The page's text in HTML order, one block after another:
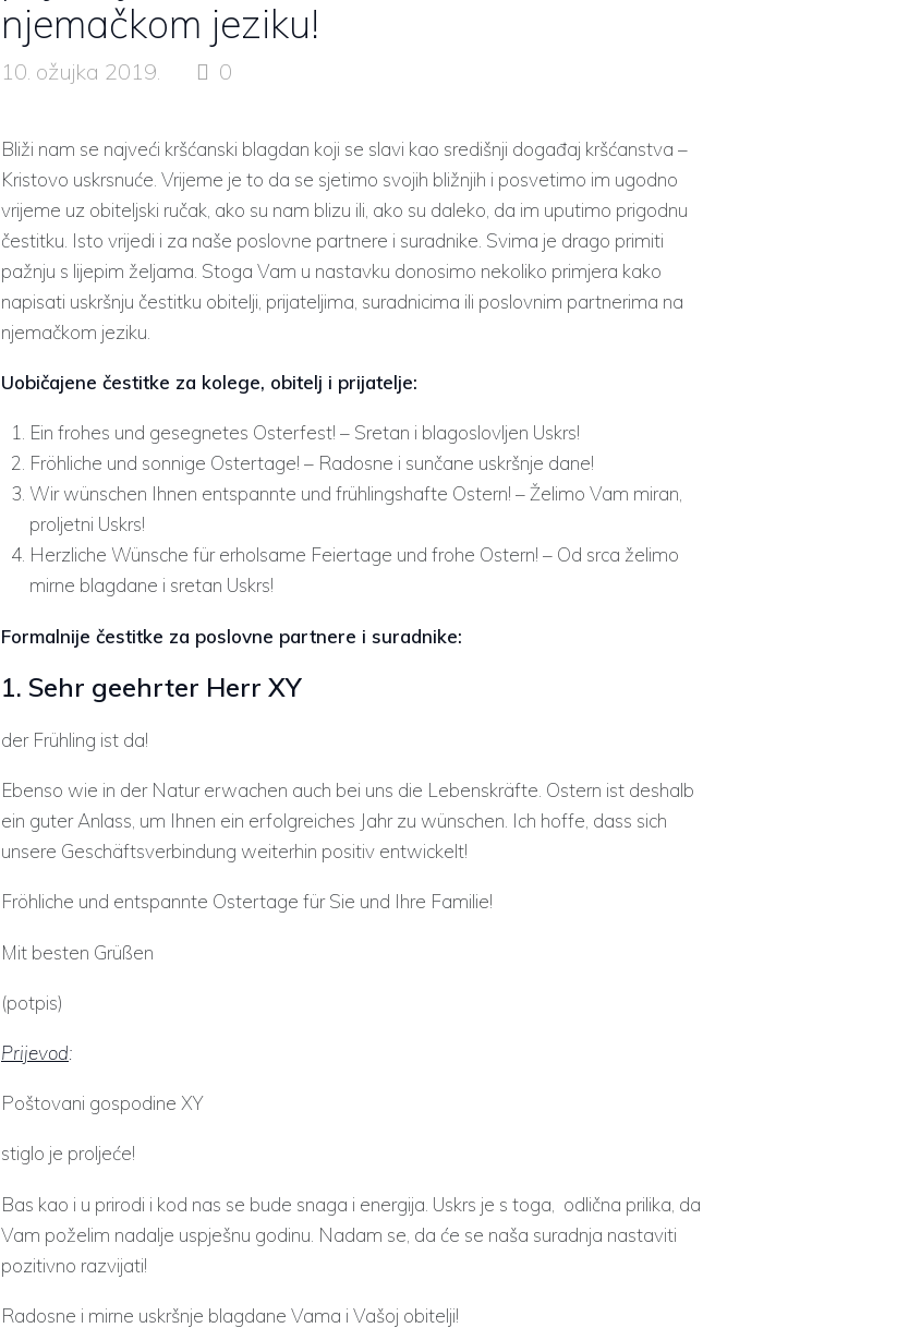
njemačkom jeziku!
10. ožujka 2019. 0
Bliži nam se najveći kršćanski blagdan koji se slavi kao središnji događaj kršćanstva –
Kristovo uskrsnuće. Vrijeme je to da se sjetimo svojih bližnjih i posvetimo im ugodno
vrijeme uz obiteljski ručak, ako su nam blizu ili, ako su daleko, da im uputimo prigodnu
čestitku. Isto vrijedi i za naše poslovne partnere i suradnike. Svima je drago primiti
pažnju s lijepim željama. Stoga Vam u nastavku donosimo nekoliko primjera kako
napisati uskršnju čestitku obitelji, prijateljima, suradnicima ili poslovnim partnerima na
njemačkom jeziku.
Uobičajene čestitke za kolege, obitelj i prijatelje:
Ein frohes und gesegnetes Osterfest! – Sretan i blagoslovljen Uskrs!
Fröhliche und sonnige Ostertage! – Radosne i sunčane uskršnje dane!
Wir wünschen Ihnen entspannte und frühlingshafte Ostern! – Želimo Vam miran,
proljetni Uskrs!
Herzliche Wünsche für erholsame Feiertage und frohe Ostern! – Od srca želimo
mirne blagdane i sretan Uskrs!
Formalnije čestitke za poslovne partnere i suradnike:
1. Sehr geehrter Herr XY
der Frühling ist da!
Ebenso wie in der Natur erwachen auch bei uns die Lebenskräfte. Ostern ist deshalb
ein guter Anlass, um Ihnen ein erfolgreiches Jahr zu wünschen. Ich hoffe, dass sich
unsere Geschäftsverbindung weiterhin positiv entwickelt!
Fröhliche und entspannte Ostertage für Sie und Ihre Familie!
Mit besten Grüßen
(potpis)
Prijevod:
Poštovani gospodine XY
stiglo je proljeće!
Bas kao i u prirodi i kod nas se bude snaga i energija. Uskrs je s toga, odlična prilika, da
Vam poželim nadalje uspješnu godinu. Nadam se, da će se naša suradnja nastaviti
pozitivno razvijati!
Radosne i mirne uskršnje blagdane Vama i Vašoj obitelji!